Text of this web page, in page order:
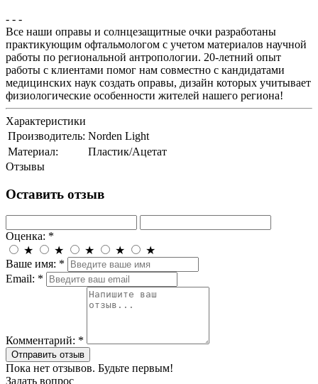
- - -
Все наши оправы и солнцезащитные очки разработаны
практикующим офтальмологом с учетом материалов научной
работы по региональной антропологии. 20-летний опыт
работы с клиентами помог нам совместно с кандидатами
медицинских наук создать оправы, дизайн которых учитывает
физиологические особенности жителей нашего региона!
Характеристики
Производитель: Norden Light
Материал:
Пластик/Ацетат
Отзывы
Оставить отзыв
Оценка: *
★
★ ★ ★
★
Ваше имя: *
Email: *
Комментарий: *
Отправить отзыв
Пока нет отзывов. Будьте первым!
Задать вопрос